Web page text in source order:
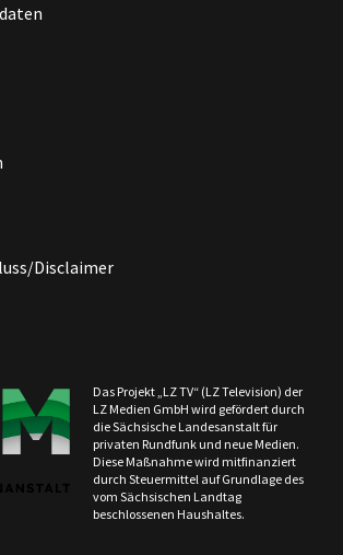
Disclaimer
Das Projekt „LZ TV“ (LZ Television) der
LZ Medien GmbH wird gefördert durch
die Sächsische Landesanstalt für
privaten Rundfunk und neue Medien.
Diese Maßnahme wird mitfinanziert
durch Steuermittel auf Grundlage des
vom Sächsischen Landtag
beschlossenen Haushaltes.